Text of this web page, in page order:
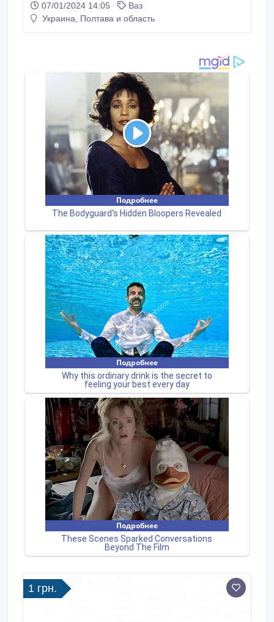
Сайлентблоков Замена масла Мкпп Акпп Полное
ТО Замена сцепления Замена сальников
07/01/2024 14:05
Ваз
Украина, Полтава и область
1 грн.